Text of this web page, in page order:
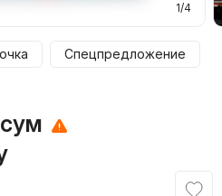
1/4
Спецпредложение
сум